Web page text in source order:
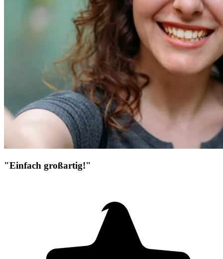
"Einfach großartig!"